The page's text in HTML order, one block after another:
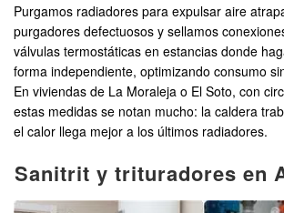
Purgamos radiadores para expulsar aire
purgadores defectuosos y sellamos
válvulas termostáticas en estancias donde
forma independiente, optimizando consumo
En viviendas de La Moraleja o El Soto, con
estas medidas se notan mucho: la caldera
el calor llega mejor a los últimos radiadores.
Sanitrit y trituradores en